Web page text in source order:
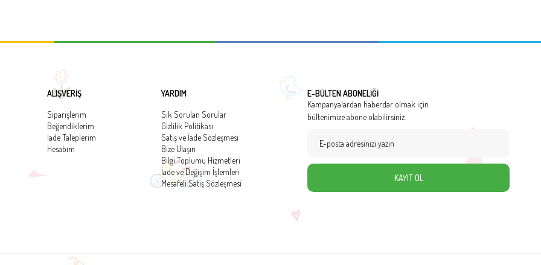
ALIŞVERİŞ
Siparişlerim
Beğendiklerim
İade Taleplerim
Hesabım
YARDIM
Sık Sorulan Sorular
Gizlilik Politikası
Satış ve İade Sözleşmesi
Bize Ulaşın
Bilgi Toplumu Hizmetleri
İade ve Değişim İşlemleri
Mesafeli Satış Sözleşmesi
E-BÜLTEN ABONELİĞİ
Kampanyalardan haberdar olmak için
bültenimize abone olabilirsiniz.
KAYIT OL